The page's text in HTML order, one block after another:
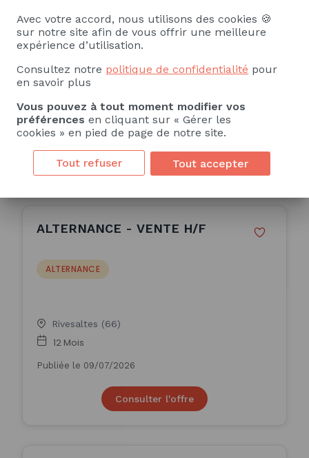
ALTERNANCE
Sully-sur-Loire (45)
24 Mois
Publiée le 16/07/2026
Consulter l'offre
ALTERNANCE - VENTE H/F
ALTERNANCE
Rivesaltes (66)
12 Mois
Publiée le 09/07/2026
Consulter l'offre
Avec votre accord, nous utilisons des cookies 🍪
sur notre site afin de vous offrir une meilleure
expérience d’utilisation.
Consultez notre politique de confidentialité pour
en savoir plus
Vous pouvez à tout moment modifier vos
préférences en cliquant sur « Gérer les
cookies » en pied de page de notre site.
Tout refuser Tout accepter